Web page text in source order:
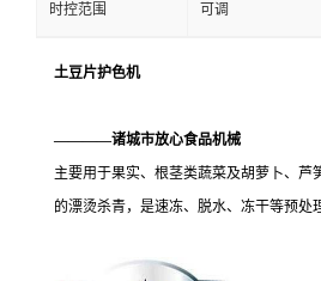
时控范围 可调
土豆片护色机
————诸城市放心食品机械
主要用于果实、根茎类蔬菜及胡萝卜、芦
的漂烫杀青，是速冻、脱水、冻干等预处